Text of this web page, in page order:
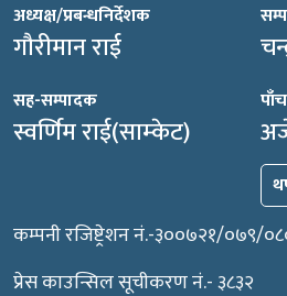
अध्यक्ष/प्रबन्धनिर्देशक
गौरीमान राई
सह-सम्पादक
स्वर्णिम राई(साम्केट)
कम्पनी रजिष्ट्रेशन नं.-३००७२१/०७९/
प्रेस काउन्सिल सूचीकरण नं.- ३८३२